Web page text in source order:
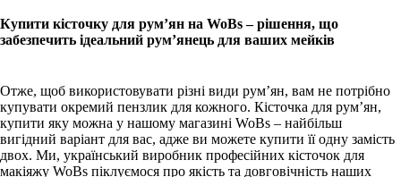
Купити кісточку для рум’ян на WoBs – рішення, що
забезпечить ідеальний рум’янець для ваших мейків
Отже, щоб використовувати різні види рум’ян, вам не потрібно
купувати окремий пензлик для кожного. Кісточка для рум’ян,
купити яку можна у нашому магазині WoBs – найбільш
вигідний варіант для вас, адже ви можете купити її одну замість
двох. Ми, український виробник професійних кісточок для
макіяжу WoBs піклуємося про якість та довговічність наших